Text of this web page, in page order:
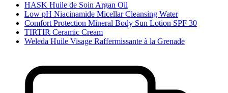
HASK Huile de Soin Argan Oil
Low pH Niacinamide Micellar Cleansing Water
Comfort Protection Mineral Body Sun Lotion SPF 30
TIRTIR Ceramic Cream
Weleda Huile Visage Raffermissante à la Grenade